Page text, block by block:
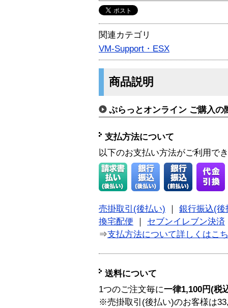
関連カテゴリ
VM-Support・ESX
商品説明
ぷらっとオンライン ご購入の
支払方法について
以下のお支払い方法がご利用で
売掛取引(後払い)
銀行振込(後
換宅配便
セブンイレブン決済
⇒支払方法について詳しくはこ
送料について
1つのご注文毎に一律1,100円(税
※売掛取引(後払い)のお客様は